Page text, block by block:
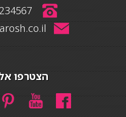
04-8234567
הצטרפו